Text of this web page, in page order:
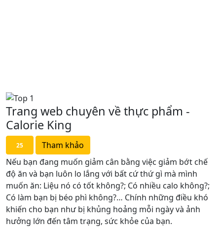
Trang web chuyên về thực phẩm -
Calorie King
25
Tham khảo
Nếu bạn đang muốn giảm cân bằng việc giảm bớt chế
độ ăn và bạn luôn lo lắng với bất cứ thứ gì mà mình
muốn ăn: Liệu nó có tốt không?; Có nhiều calo không?;
Có làm bạn bị béo phì không?… Chính những điều khó
khiến cho bạn như bị khủng hoảng mỗi ngày và ảnh
hưởng lớn đến tâm trạng, sức khỏe của bạn.